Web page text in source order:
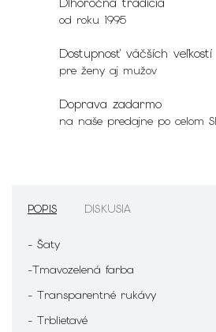
od roku 1995
Dostupnosť väčších veľkostí
pre ženy aj mužov
Doprava zadarmo
na naše predajne po celom
POPIS DISKUSIA
- Šaty
-Tmavozelená farba
- Transparentné rukávy
- Trblietavé